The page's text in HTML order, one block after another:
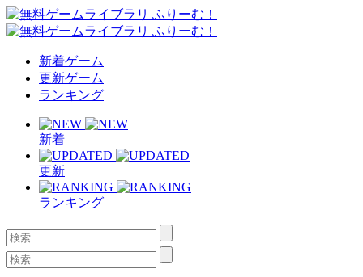
新着ゲーム
更新ゲーム
ランキング
新着
更新
ランキング